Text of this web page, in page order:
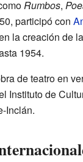
Rumbos,
participó con
la creación de
1954.
de teatro en
Instituto de
Inclán.